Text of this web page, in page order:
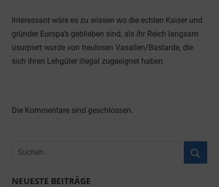
Interessant wäre es zu wissen wo die echten Kaiser und
gründer Europa’s geblieben sind, als ihr Reich langsam
usurpiert wurde von treulosen Vasallen/Bastarde, die
sich ihren Lehgüter illegal zugeeignet haben.
Die Kommentare sind geschlossen.
Suchen
NEUESTE BEITRÄGE